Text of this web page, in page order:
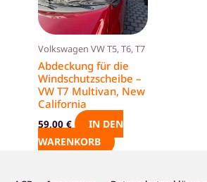
Volkswagen VW T5, T6, T7
Abdeckung für die
Windschutzscheibe –
VW T7 Multivan, New
California
59,00€
IN DEN
WARENKORB